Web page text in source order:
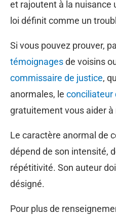
et rajoutent à la nuisance
loi définit comme un
Si vous pouvez prouver,
témoignagesde voisins
commissaire de justice,
anormales, le conciliateur
gratuitement vous aider
Le caractère anormal de
dépend de son intensité,
répétitivité. Son auteur
désigné.
Pour plus de